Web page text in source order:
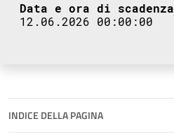
Data e ora di scadenza
12.06.2026 00:00:00
INDICE DELLA PAGINA